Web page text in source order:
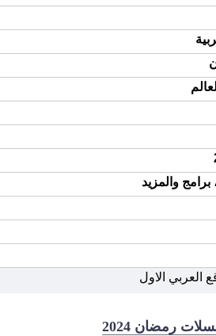
والمزيد
العربي الاول
رمضان 2024